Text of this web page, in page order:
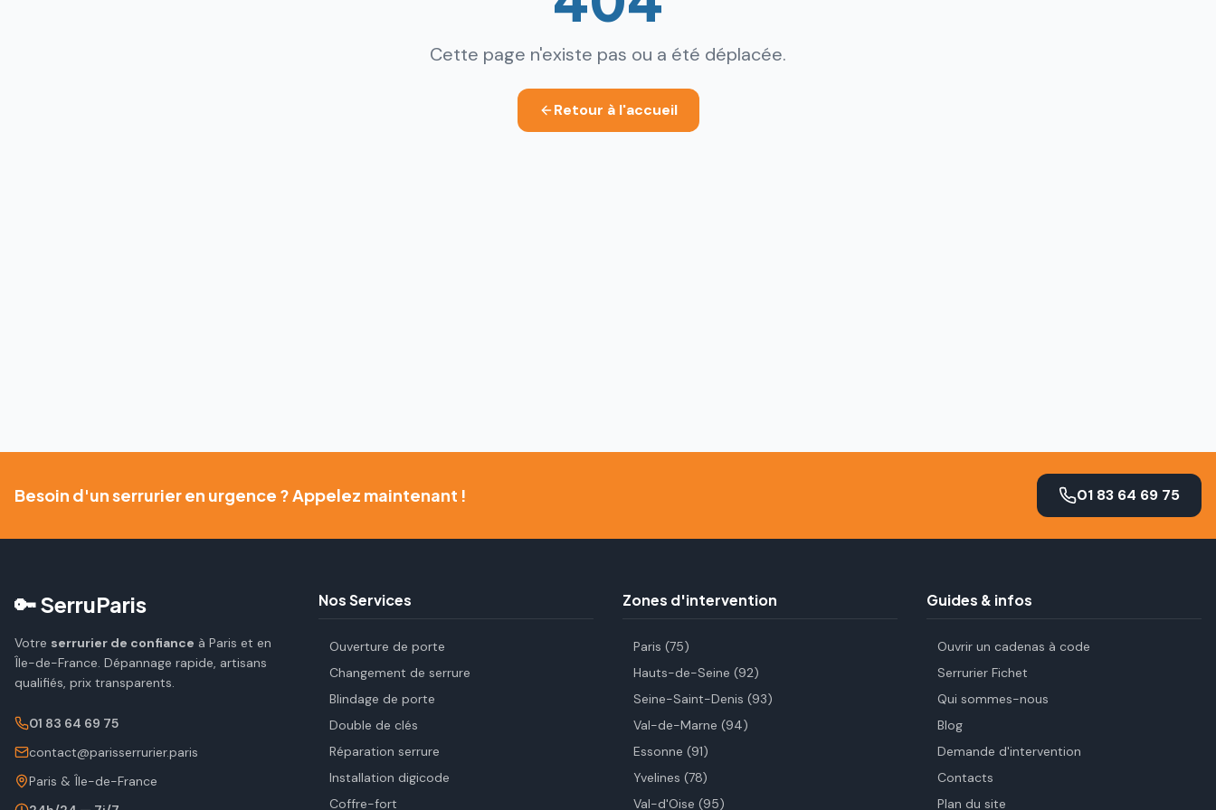
Cette page n'existe pas ou a été déplacée.
Retour à l'accueil
Besoin d'un serrurier en urgence ? Appelez maintenant ! 01 83 64 69 75
🔑 SerruParis
Votre serrurier de confiance à Paris et en
Île-de-France. Dépannage rapide, artisans
qualifiés, prix transparents.
01 83 64 69 75
contact@parisserrurier.paris
Paris & Île-de-France
Nos Services
Ouverture de porte
Changement de serrure
Blindage de porte
Double de clés
Réparation serrure
Installation digicode
Coffre-fort
Zones d'intervention
Paris (75)
Hauts-de-Seine (92)
Seine-Saint-Denis (93)
Val-de-Marne (94)
Essonne (91)
Yvelines (78)
Val-d'Oise (95)
Guides & infos
Ouvrir un cadenas à code
Serrurier Fichet
Qui sommes-nous
Blog
Demande d'intervention
Contacts
Plan du site